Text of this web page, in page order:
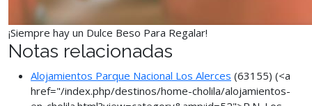
¡Siempre hay un Dulce Beso Para Regalar!
Notas relacionadas
Alojamientos Parque Nacional Los Alerces (63155) (<a
href="/index.php/destinos/home-cholila/alojamientos-